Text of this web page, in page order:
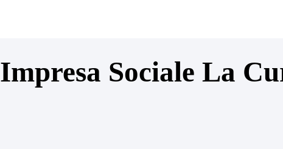
Impresa Sociale La